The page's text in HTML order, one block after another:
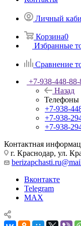
Личный
Корзина0
Избранные
Сравнение
+7-938-448-88-
Назад
Телефоны
+7-938-
+7-938-
+7-938-
Контактная
г. Краснодар, ул.
Вконтакте
Telegram
MAX